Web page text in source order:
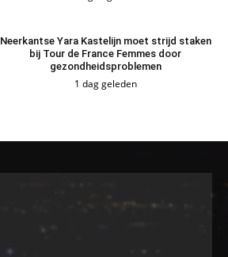
Neerkantse Yara Kastelijn moet strijd staken
bij Tour de France Femmes door
gezondheidsproblemen
1 dag geleden